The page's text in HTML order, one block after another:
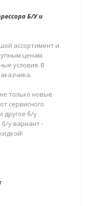
Б/У и
ассортимент и
ценам.
условия. В
только новые
сервисного
другое б/у
у вариант -